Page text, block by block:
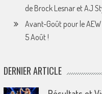
de Brock Lesnar et AJ
Avant-Goût pour le
5 Août !
DERNIER ARTICLE